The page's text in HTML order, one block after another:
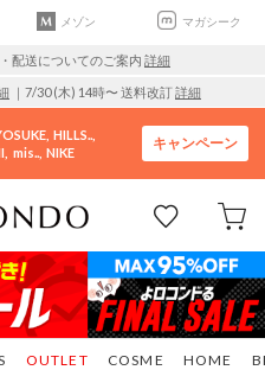
メゾン マガシーク
配送についてのご案内 詳細
｜7/30 (木) 14時〜 送料改訂詳細
HILLS..
mis.. NIKE
キャンペーン
COSME HOME
OUTLET